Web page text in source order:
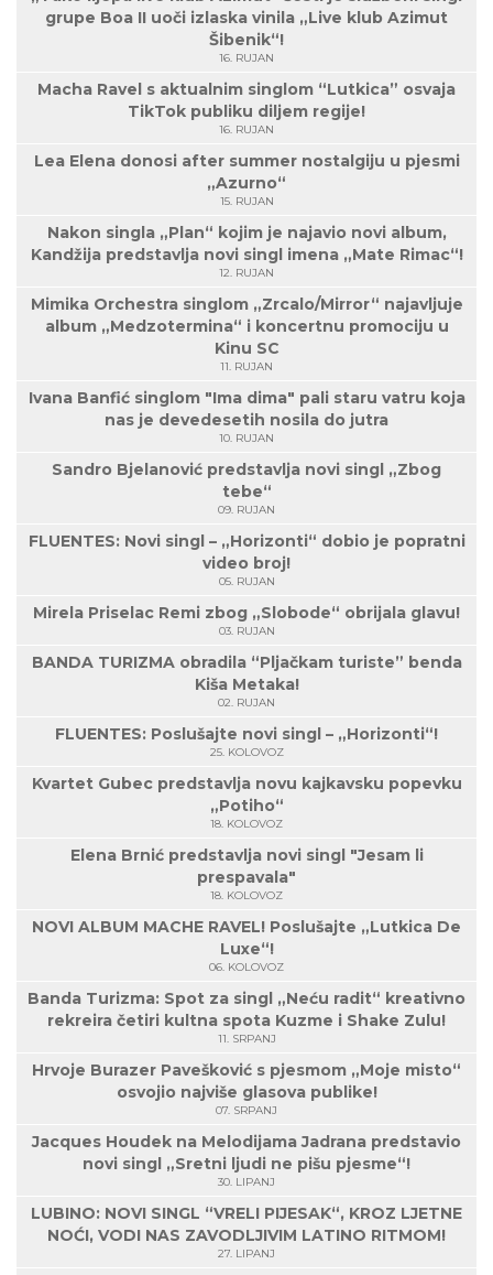
grupe Boa II uoči izlaska vinila „Live klub Azimut
Šibenik“!
16. RUJAN
Macha Ravel s aktualnim singlom “Lutkica” osvaja
TikTok publiku diljem regije!
16. RUJAN
Lea Elena donosi after summer nostalgiju u pjesmi
„Azurno“
15. RUJAN
Nakon singla „Plan“ kojim je najavio novi album,
Kandžija predstavlja novi singl imena „Mate Rimac“!
12. RUJAN
Mimika Orchestra singlom „Zrcalo/Mirror“ najavljuje
album „Medzotermina“ i koncertnu promociju u
Kinu SC
11. RUJAN
Ivana Banfić singlom "Ima dima" pali staru vatru koja
nas je devedesetih nosila do jutra
10. RUJAN
Sandro Bjelanović predstavlja novi singl „Zbog
tebe“
09. RUJAN
FLUENTES: Novi singl – „Horizonti“ dobio je popratni
video broj!
05. RUJAN
Mirela Priselac Remi zbog „Slobode“ obrijala glavu!
03. RUJAN
BANDA TURIZMA obradila “Pljačkam turiste” benda
Kiša Metaka!
02. RUJAN
FLUENTES: Poslušajte novi singl – „Horizonti“!
25. KOLOVOZ
Kvartet Gubec predstavlja novu kajkavsku popevku
„Potiho“
18. KOLOVOZ
Elena Brnić predstavlja novi singl "Jesam li
prespavala"
18. KOLOVOZ
NOVI ALBUM MACHE RAVEL! Poslušajte „Lutkica De
Luxe“!
06. KOLOVOZ
Banda Turizma: Spot za singl „Neću radit“ kreativno
rekreira četiri kultna spota Kuzme i Shake Zulu!
11. SRPANJ
Hrvoje Burazer Pavešković s pjesmom „Moje misto“
osvojio najviše glasova publike!
07. SRPANJ
Jacques Houdek na Melodijama Jadrana predstavio
novi singl „Sretni ljudi ne pišu pjesme“!
30. LIPANJ
LUBINO: NOVI SINGL “VRELI PIJESAK“, KROZ LJETNE
NOĆI, VODI NAS ZAVODLJIVIM LATINO RITMOM!
27. LIPANJ